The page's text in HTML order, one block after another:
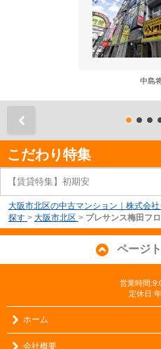
中島
こだわり特集
【賃貸特集】初期安
大阪市北区の中古マンション｜株式会
探す > 大阪市北区 > プレサンス梅田フ
ページ
営業時間
定休日:
ホーム
会社概要